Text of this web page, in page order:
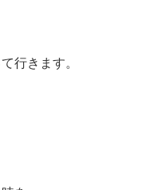
行きます。